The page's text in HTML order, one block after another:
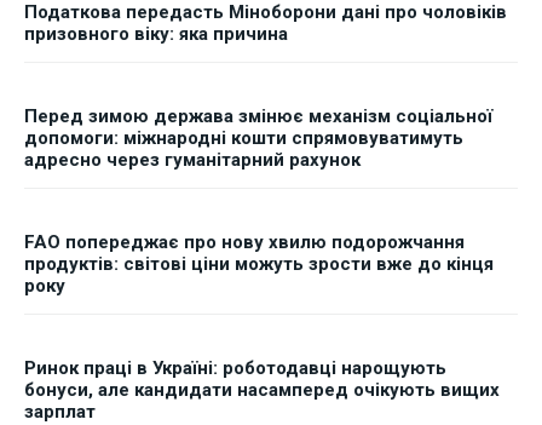
Податкова передасть Міноборони дані про чоловіків
призовного віку: яка причина
Перед зимою держава змінює механізм соціальної
допомоги: міжнародні кошти спрямовуватимуть
адресно через гуманітарний рахунок
FAO попереджає про нову хвилю подорожчання
продуктів: світові ціни можуть зрости вже до кінця
року
Ринок праці в Україні: роботодавці нарощують
бонуси, але кандидати насамперед очікують вищих
зарплат